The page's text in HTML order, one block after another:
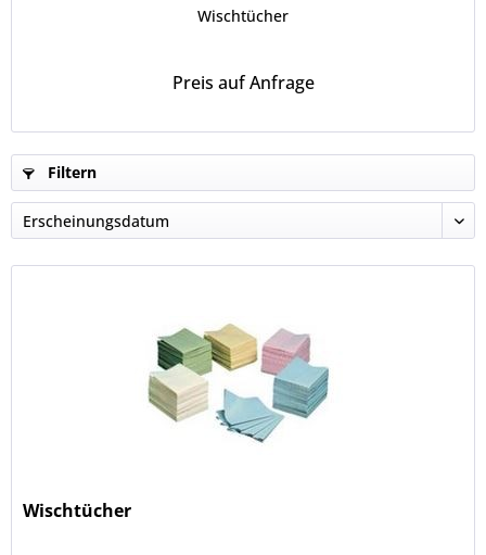
Wischtücher
Preis auf Anfrage
Filtern
Wischtücher